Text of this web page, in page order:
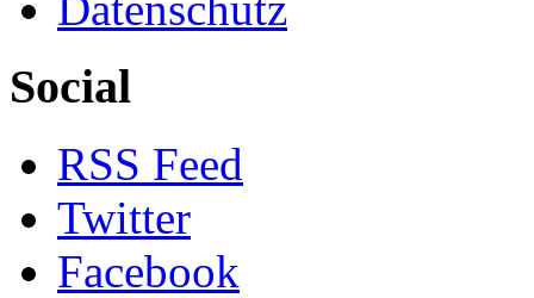
Social
RSS Feed
Twitter
Facebook